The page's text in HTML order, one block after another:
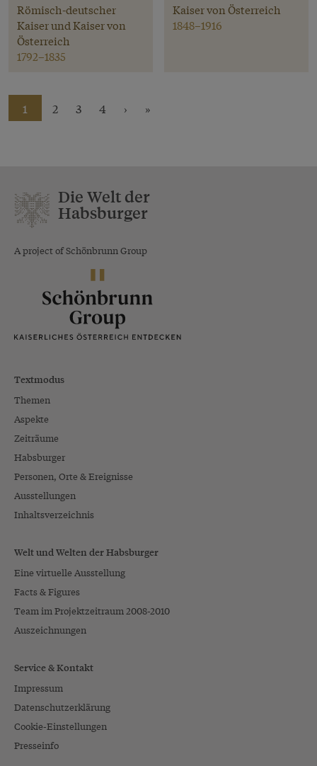
Römisch-deutscher
Kaiser und Kaiser von
Österreich
1792–1835
Kaiser von Österreich
1848–1916
1 2 3 4 › »
Die Welt der
Habsburger
A project of Schönbrunn Group
Textmodus
Themen
Aspekte
Zeiträume
Habsburger
Personen, Orte & Ereignisse
Ausstellungen
Inhaltsverzeichnis
Welt und Welten der Habsburger
Eine virtuelle Ausstellung
Facts & Figures
Team im Projektzeitraum 2008-2010
Auszeichnungen
Service & Kontakt
Impressum
Datenschutzerklärung
Cookie-Einstellungen
Presseinfo